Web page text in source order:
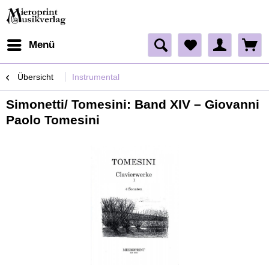
Menü
Übersicht Instrumental
Simonetti/ Tomesini: Band XIV – Giovanni
Paolo Tomesini